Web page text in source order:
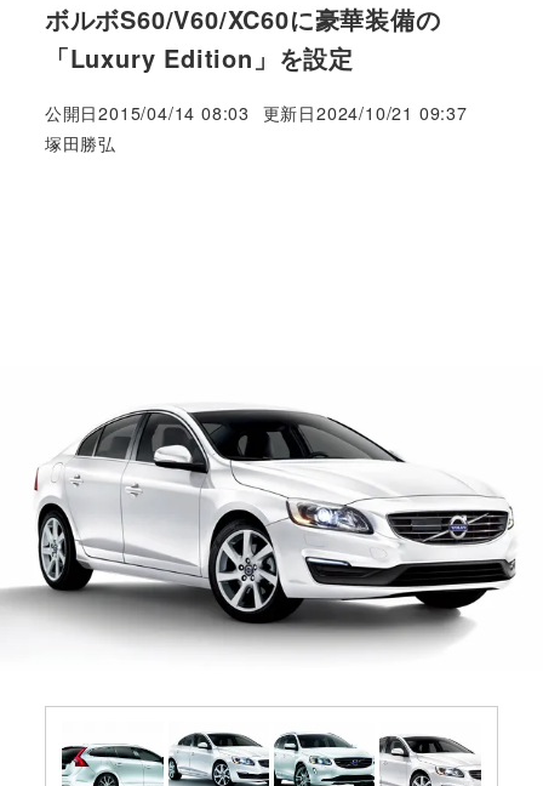
ボルボS60/V60/XC60に豪華装備の
「Luxury Edition」を設定
公開日2015/04/14 08:03 更新日2024/10/21 09:37
著
塚田勝弘